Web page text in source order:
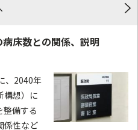
床数との関係、説明
、2040年
構想）に
整備する
係性など